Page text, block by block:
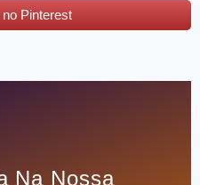
Pinterest
Na Nossa